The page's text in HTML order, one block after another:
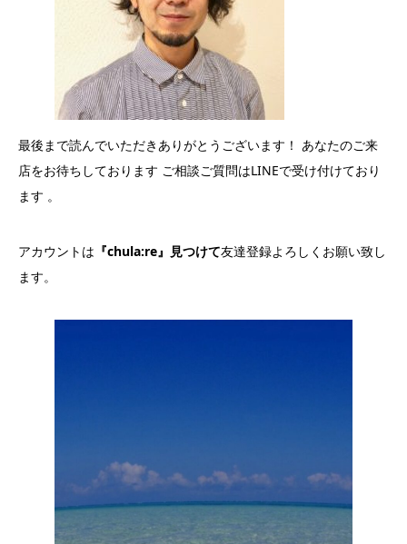
最後まで読んでいただきありがとうございます！ あなたのご来
店をお待ちしております ご相談ご質問はLINEで受け付けており
ます 。
アカウントは 『chula:re』見つけて友達登録よろしくお願い致し
ます。